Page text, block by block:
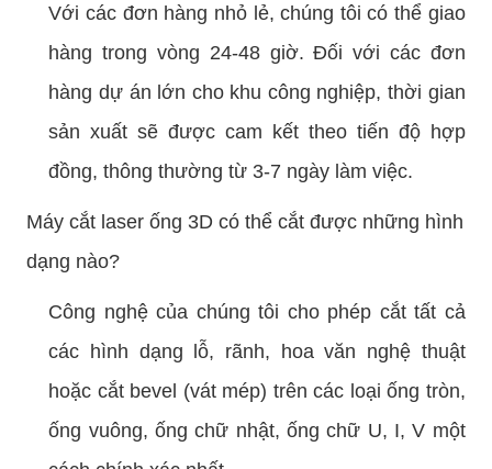
Với các đơn hàng nhỏ lẻ, chúng tôi có thể giao
hàng trong vòng 24-48 giờ. Đối với các đơn
hàng dự án lớn cho khu công nghiệp, thời gian
sản xuất sẽ được cam kết theo tiến độ hợp
đồng, thông thường từ 3-7 ngày làm việc.
Máy cắt laser ống 3D có thể cắt được những hình
dạng nào?
Công nghệ của chúng tôi cho phép cắt tất cả
các hình dạng lỗ, rãnh, hoa văn nghệ thuật
hoặc cắt bevel (vát mép) trên các loại ống tròn,
ống vuông, ống chữ nhật, ống chữ U, I, V một